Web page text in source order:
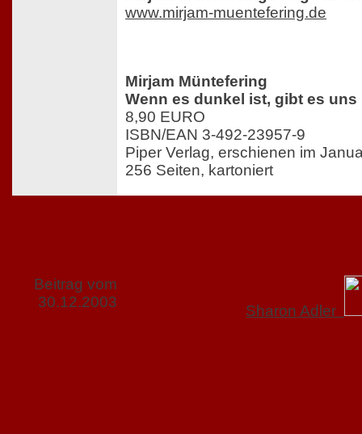
www.mirjam-muentefering.de
Mirjam Müntefering
Wenn es dunkel ist, gibt es uns
8,90 EURO
ISBN/EAN 3-492-23957-9
Piper Verlag, erschienen im
256 Seiten, kartoniert
Beitrag vom
30.12.2003
Sharon Adler